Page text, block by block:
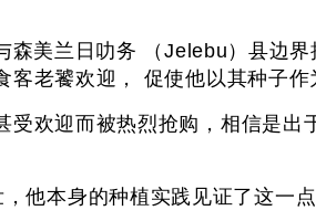
美兰日叻务 （Jelebu）县边
客老饕欢迎， 促使他以其种
欢迎而被热烈抢购，相信是出
他本身的种植实践见证了这一